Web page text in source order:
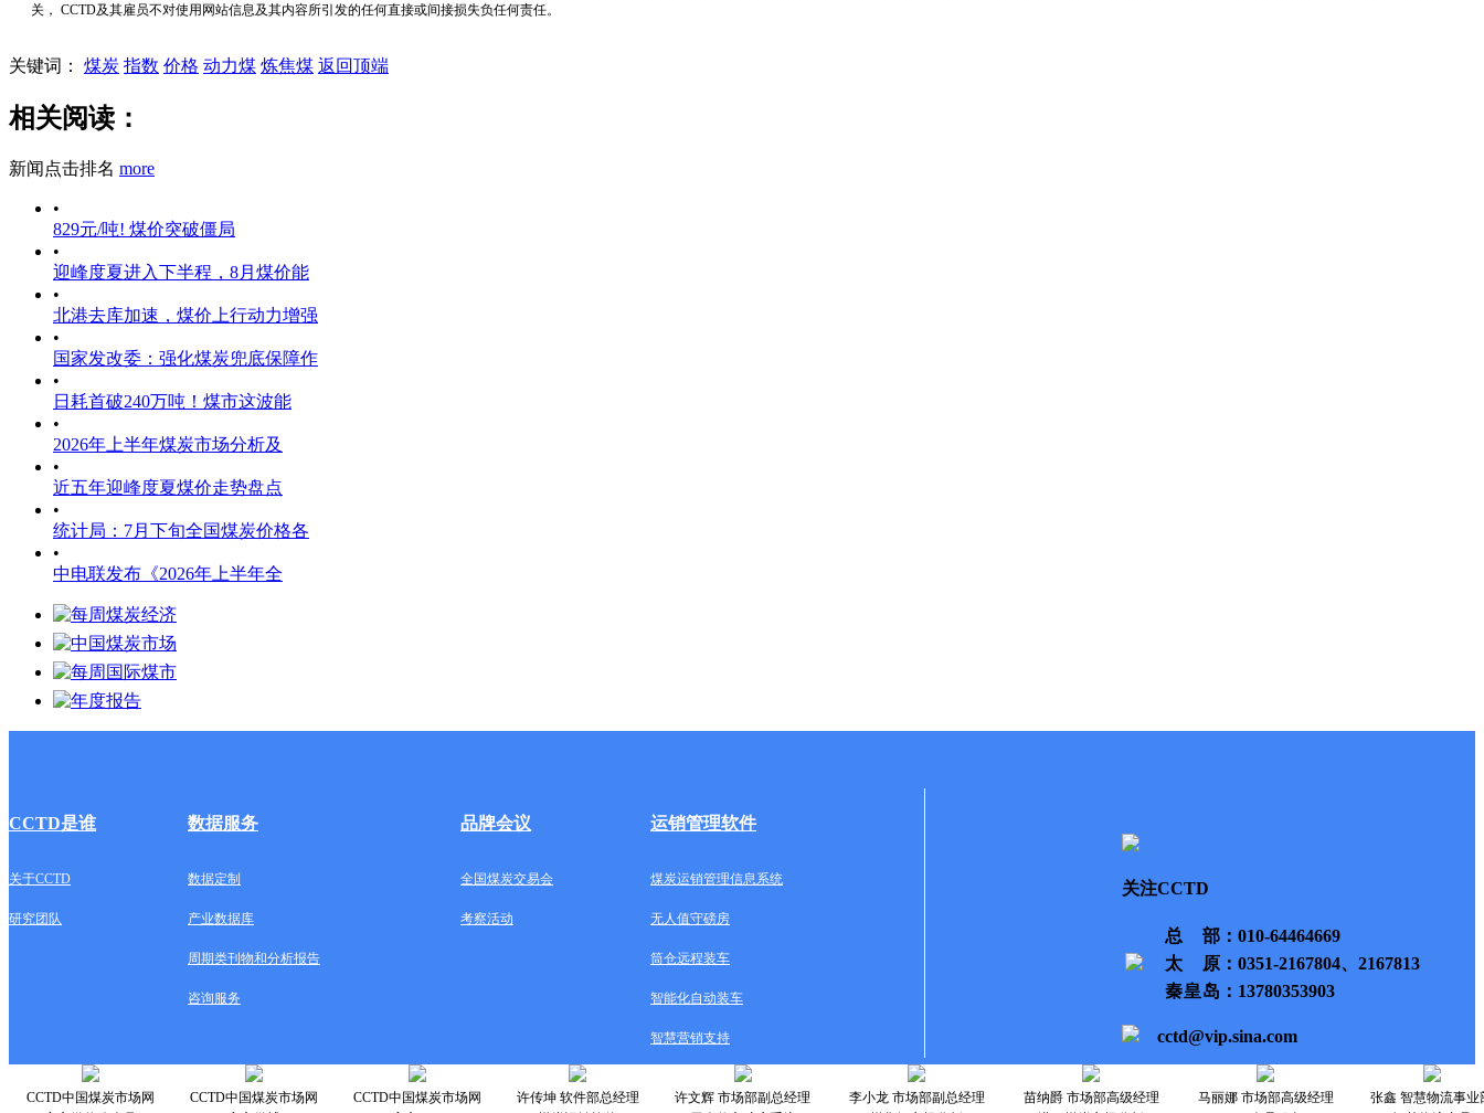
关， CCTD及其雇员不对使用网站信息及其内容所引发的任何直接或间接损失负任何责任。
关键词： 煤炭 指数 价格 动力煤 炼焦煤 返回顶端
相关阅读：
新闻点击排名 more
•
829元/吨! 煤价突破僵局
•
迎峰度夏进入下半程，8月煤价能
•
北港去库加速，煤价上行动力增强
•
国家发改委：强化煤炭兜底保障作
•
日耗首破240万吨！煤市这波能
•
2026年上半年煤炭市场分析及
•
近五年迎峰度夏煤价走势盘点
•
统计局：7月下旬全国煤炭价格各
•
中电联发布《2026年上半年全
CCTD是谁 数据服务 品牌会议 运销管理软件
关于CCTD 数据定制 全国煤炭交易会 煤炭运销管理信息系统
研究团队 产业数据库 考察活动 无人值守磅房
周期类刊物和分析报告 筒仓远程装车
咨询服务 智能化自动装车
智慧营销支持
关注CCTD
总部 ：010-64464669
太原 ：0351-2167804、2167813
秦皇岛 ：13780353903
cctd@vip.sina.com
CCTD中国煤炭市场网
CCTD中国煤炭市场网
CCTD中国煤炭市场网
许传坤 软件部总经理
许文辉 市场部副总经理
李小龙 市场部副总经理
苗纳爵 市场部高级经理
马丽娜 市场部高级经理
张鑫 智慧物流事业